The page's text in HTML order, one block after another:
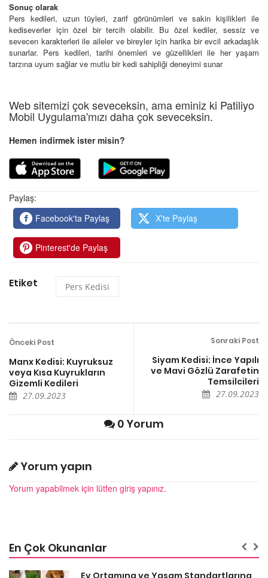
Sonuç olarak
Pers kedileri, uzun tüyleri, zarif görünümleri ve sakin kişilikleri ile
kediseverler için özel bir tercih olabilir. Bu özel kediler, sessiz ve
sevecen karakterleri ile aileler ve bireyler için harika bir evcil arkadaşlık
sunarlar. Pers kedileri, tarihi önemleri ve güzellikleri ile her yaşam
tarzına uyum sağlar ve mutlu bir kedi sahipliği deneyimi sunar
Web sitemizi çok seveceksin, ama eminiz ki Patiliyo
Mobil Uygulama'mızı daha çok seveceksin.
Hemen indirmek ister misin?
Paylaş:
Facebook'ta Paylaş
X'te Paylaş
Pinterest'de Paylaş
Etiket Pers Kedisi
Önceki Post
Manx Kedisi: Kuyruksuz
veya Kısa Kuyrukların
Gizemli Kedileri
27.09.2023
Sonraki Post
Siyam Kedisi: İnce Yapılı
ve Mavi Gözlü Zarafetin
Temsilcileri
27.09.2023
0 Yorum
Yorum yapın
Yorum yapabilmek için lütfen giriş yapınız.
En Çok Okunanlar
Ev Ortamına ve Yaşam Standartlarına